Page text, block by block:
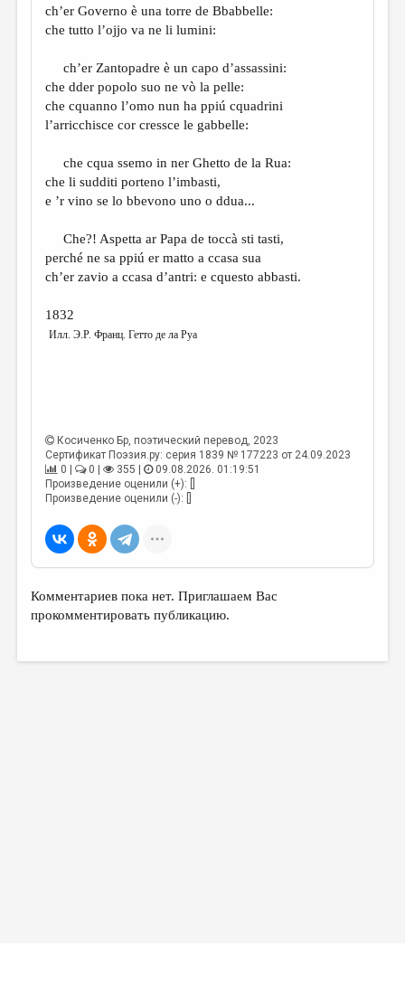
ТРЕДИАКОВСКИЙ
ВКОНТАКТЕ
ch’er Governo è una torre de Bbabbelle:
che tutto l’ojjo va ne li lumini:
ch’er Zantopadre è un capo d’assassini:
che dder popolo suo ne vò la pelle:
che cquanno l’omo nun ha ppiú cquadrini
l’arricchisce cor cressce le gabbelle:
che cqua ssemo in ner Ghetto de la Rua:
che li sudditi porteno l’imbasti,
e ’r vino se lo bbevono uno o ddua...
Che?! Aspetta ar Papa de toccà sti tasti,
perché ne sa ppiú er matto a ccasa sua
ch’er zavio a ccasa d’antri: e cquesto abbasti.
1832
Илл. Э.Р. Франц. Гетто де ла Руа
Косиченко Бр , поэтический перевод, 2023
Сертификат Поэзия.ру: серия 1839 № 177223 от 24.09.2023
0 |
0 | 355 |
09.08.2026. 01:19:51
Произведение оценили (+): []
Произведение оценили (-): []
Комментариев пока нет. Приглашаем Вас
прокомментировать публикацию.